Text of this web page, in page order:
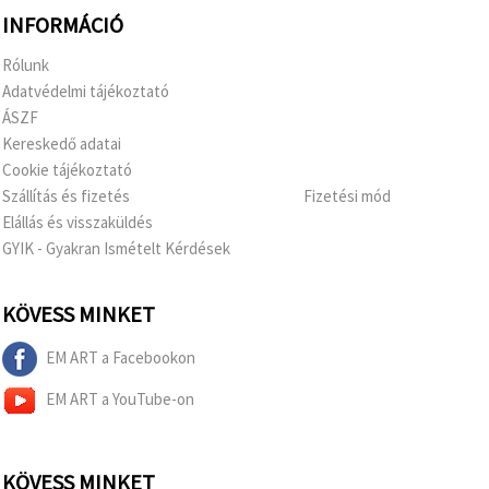
INFORMÁCIÓ
Rólunk
Adatvédelmi tájékoztató
ÁSZF
Kereskedő adatai
Cookie tájékoztató
Szállítás és fizetés
Elállás és visszaküldés
GYIK - Gyakran Ismételt Kérdések
Fizetési mód
KÖVESS MINKET
EM ART a Facebookon
EM ART a YouTube-on
KÖVESS MINKET